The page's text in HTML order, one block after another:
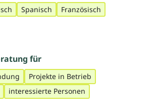
Spanisch Französisch
für
Projekte in Betrieb
interessierte Personen